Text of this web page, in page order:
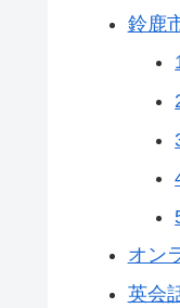
鈴鹿
オン
英会